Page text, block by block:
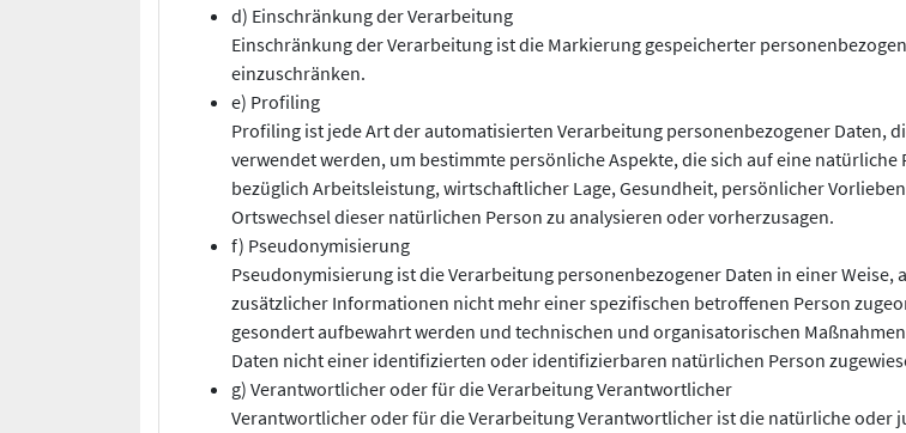
d) Einschränkung der Verarbeitung
Einschränkung der Verarbeitung ist die Markierung gespeicherter
einzuschränken.
e) Profiling
Profiling ist jede Art der automatisierten Verarbeitung personenbezogener Daten,
verwendet werden, um bestimmte persönliche Aspekte, die sich auf eine
bezüglich Arbeitsleistung, wirtschaftlicher Lage, Gesundheit, persönlicher
Ortswechsel dieser natürlichen Person zu analysieren oder vorherzusagen.
f) Pseudonymisierung
Pseudonymisierung ist die Verarbeitung personenbezogener Daten in einer
zusätzlicher Informationen nicht mehr einer spezifischen betroffenen Person
gesondert aufbewahrt werden und technischen und organisatorischen
Daten nicht einer identifizierten oder identifizierbaren natürlichen Person
g) Verantwortlicher oder für die Verarbeitung Verantwortlicher
Verantwortlicher oder für die Verarbeitung Verantwortlicher ist die natürliche oder